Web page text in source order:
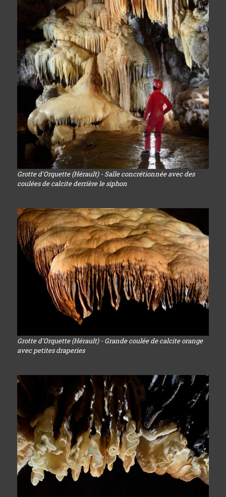
Grotte d'Orquette (Hérault) - Salle concrétionnée avec des
coulées de calcite derrière le siphon
Grotte d'Orquette (Hérault) - Grande coulée de calcite orange
avec petites draperies